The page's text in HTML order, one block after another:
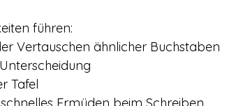
führen:
Vertauschen ähnlicher Buchstaben
Tafel